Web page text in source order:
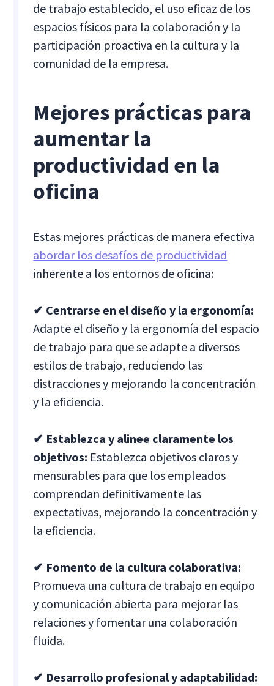
de trabajo establecido, el uso eficaz de los
espacios físicos para la colaboración y la
participación proactiva en la cultura y la
comunidad de la empresa.
Mejores prácticas para
aumentar la
productividad en la
oficina
Estas mejores prácticas de manera efectiva
abordar los desafíos de productividad
inherente a los entornos de oficina:
✔ Centrarse en el diseño y la ergonomía:
Adapte el diseño y la ergonomía del espacio
de trabajo para que se adapte a diversos
estilos de trabajo, reduciendo las
distracciones y mejorando la concentración
y la eficiencia.
✔ Establezca y alinee claramente los
objetivos: Establezca objetivos claros y
mensurables para que los empleados
comprendan definitivamente las
expectativas, mejorando la concentración y
la eficiencia.
✔ Fomento de la cultura colaborativa:
Promueva una cultura de trabajo en equipo
y comunicación abierta para mejorar las
relaciones y fomentar una colaboración
fluida.
✔ Desarrollo profesional y adaptabilidad: